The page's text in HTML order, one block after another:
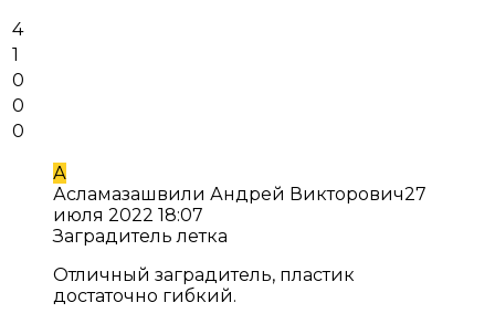
4
1
0
0
0
А
Асламазашвили Андрей Викторович27
июля 2022 18:07
Заградитель летка
Отличный заградитель, пластик
достаточно гибкий.